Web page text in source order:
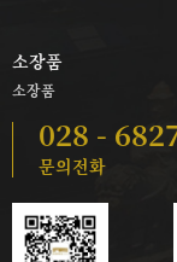
소장품
소장품
028 -
문의전화